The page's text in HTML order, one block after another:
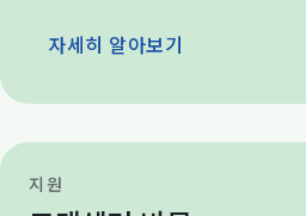
자세히 알아보기
지원